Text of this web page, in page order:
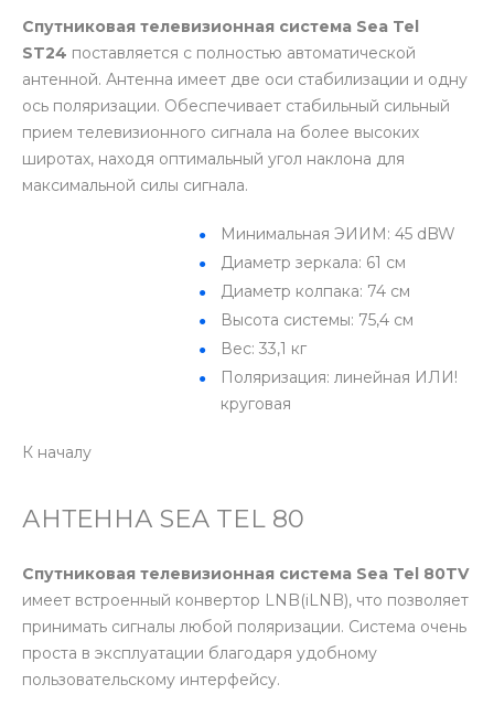
Спутниковая телевизионная система Sea Tel
ST24 поставляется с полностью автоматической
антенной. Антенна имеет две оси стабилизации и одну
ось поляризации. Обеспечивает стабильный сильный
прием телевизионного сигнала на более высоких
широтах, находя оптимальный угол наклона для
максимальной силы сигнала.
Минимальная ЭИИМ: 45 dBW
Диаметр зеркала: 61 см
Диаметр колпака: 74 см
Высота системы: 75,4 см
Вес: 33,1 кг
Поляризация: линейная ИЛИ!
круговая
К началу
АНТЕННА SEA TEL 80
Спутниковая телевизионная система Sea Tel 80TV
имеет встроенный конвертор LNB(iLNB), что позволяет
принимать сигналы любой поляризации. Система очень
проста в эксплуатации благодаря удобному
пользовательскому интерфейсу.